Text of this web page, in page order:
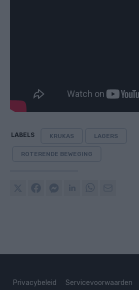
LABELS KRUKAS LAGERS
ROTERENDE BEWEGING
Privacybeleid Servicevoorwaarden